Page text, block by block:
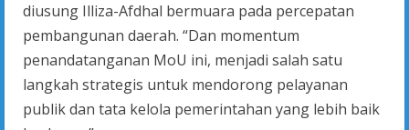
diusung Illiza-Afdhal bermuara pada percepatan
pembangunan daerah. “Dan momentum
penandatanganan MoU ini, menjadi salah satu
langkah strategis untuk mendorong pelayanan
publik dan tata kelola pemerintahan yang lebih baik